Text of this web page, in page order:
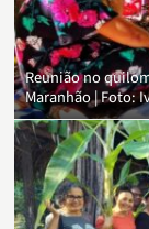
Reunião no
Maranhão | Foto: